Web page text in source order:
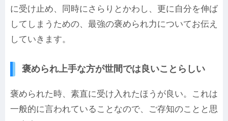
に受け止め、同時にさらりとかわし、更に自分を伸ば
してしまうための、最強の褒められ力についてお伝え
していきます。
褒められ上手な方が世間では良いことらしい
褒められた時、素直に受け入れたほうが良い。これは
一般的に言われていることなので、ご存知のことと思